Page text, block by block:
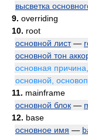
высветка
9. overriding
10. root
основной лист—
основной тон
основная
основной,
11. mainframe
основной блок —
12. base
основное имя —